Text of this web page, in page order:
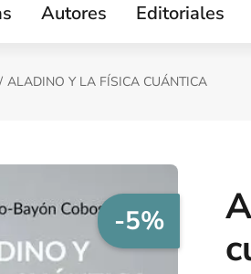
Autores Editoriales
ALADINO Y LA FÍSICA CUÁNTICA
-5%